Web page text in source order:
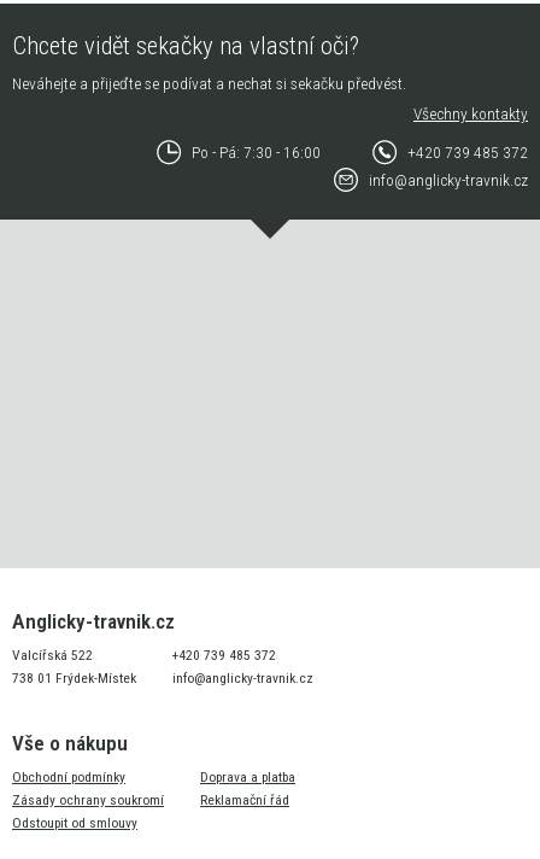
Chcete vidět sekačky na vlastní oči?
Neváhejte a přijeďte se podívat a nechat si sekačku předvést.
Všechny kontakty
Po - Pá: 7:30 - 16:00
+420 739 485 372
info@anglicky-travnik.cz
Anglicky-travnik.cz
Valcířská 522
738 01 Frýdek-Místek
+420 739 485 372
info@anglicky-travnik.cz
Vše o nákupu
Obchodní podmínky
Zásady ochrany soukromí
Odstoupit od smlouvy
Doprava a platba
Reklamační řád